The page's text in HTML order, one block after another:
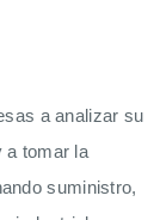
a analizar su
a tomar la
suministro,